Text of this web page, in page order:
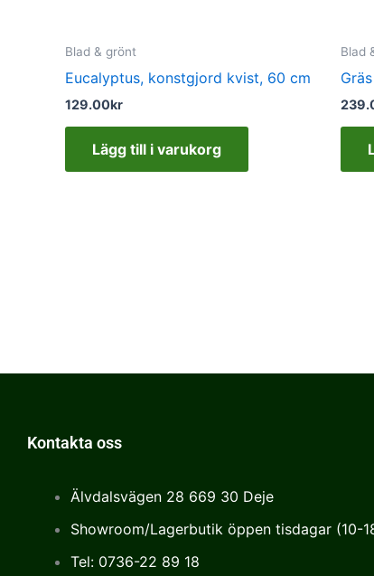
Blad & grönt
Eucalyptus, konstgjord kvist, 60 cm
129.00kr
Lägg till i varukorg
Blad
Kontakta oss
Älvdalsvägen 28 669 30 Deje
Showroom/Lagerbutik öppen tisdagar (10-
Tel: 0736-22 89 18